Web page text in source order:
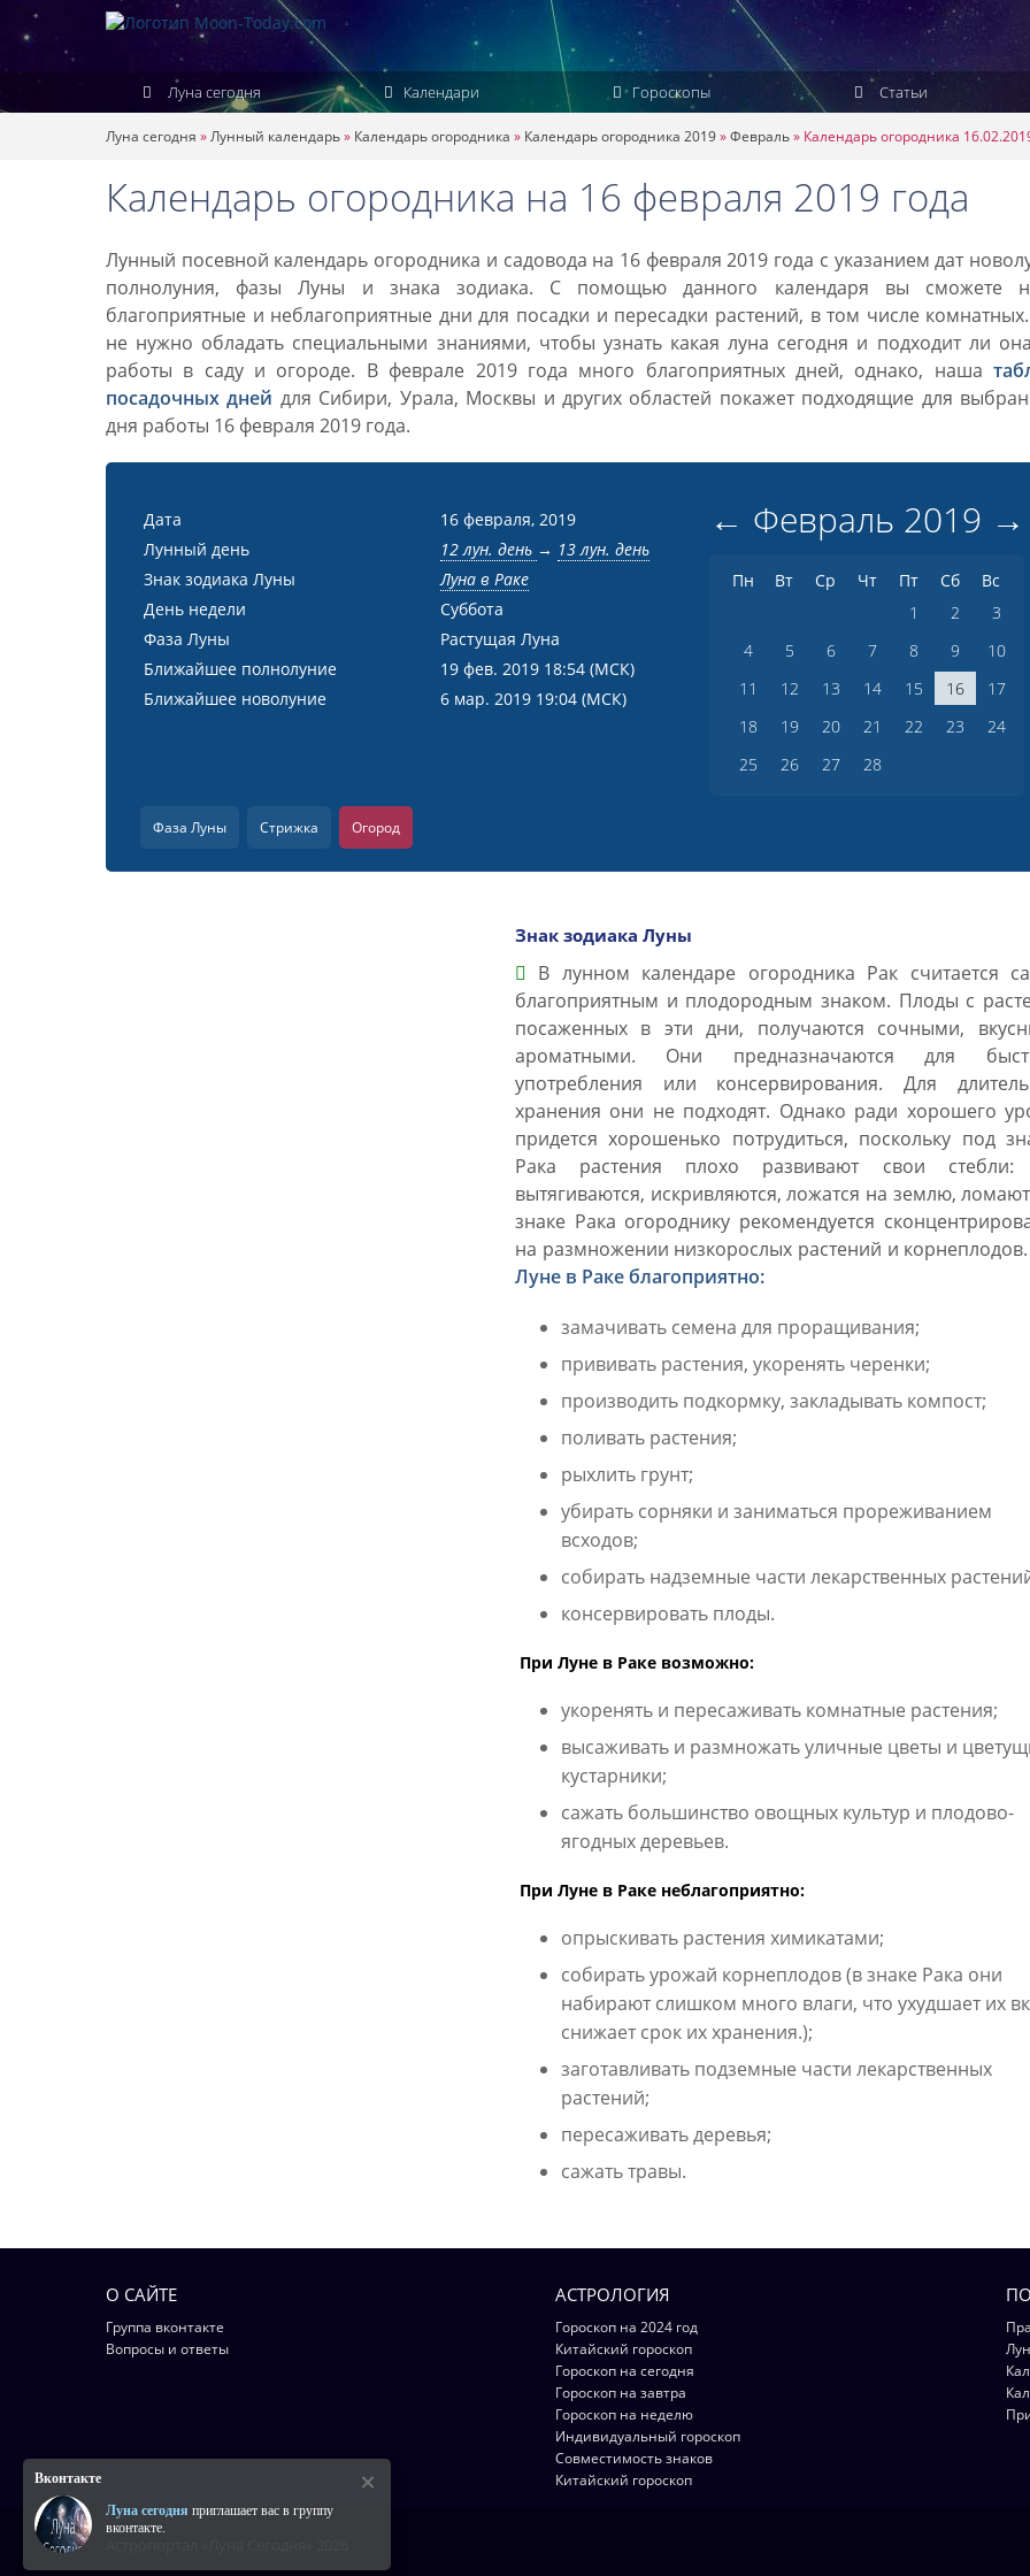
Луна сегодня Календари Гороскопы Статьи
Луна сегодня »Лунный календарь» Календарь огородника » Календарь огородника 2019»Февраль» Календарь огородника
Календарь огородника на 16 февраля 2019 года
Лунный посевной календарь огородника и садовода на 16 февраля 2019 года с указанием дат
полнолуния, фазы Луны и знака зодиака. С помощью данного календаря вы сможете
благоприятные и неблагоприятные дни для посадки и пересадки растений, в том числе
не нужно обладать специальными знаниями, чтобы узнать какая луна сегодня и подходит ли
работы в саду и огороде. В феврале 2019 года много благоприятных дней, однако, наша
посадочных дней для Сибири, Урала, Москвы и других областей покажет подходящие для
дня работы 16 февраля 2019 года.
Дата
16 февраля, 2019
Лунный день
12 лун. день → 13 лун. день
Знак зодиака Луны
Луна в Раке
День недели
Суббота
Фаза Луны
Растущая Луна
Ближайшее полнолуние
19 фев. 2019 18:54 (МСК)
Ближайшее новолуние
6 мар. 2019 19:04 (МСК)
← Февраль 2019 →
Пн Вт Ср Чт Пт Сб
Вс
1
2
3
4
5 6 7 8 9
10
11
12 13 14 15 16
17
18
19 20 21 22 23
24
25
26 27 28
Фаза Луны Стрижка Огород
Знак зодиака Луны
В лунном календаре огородника Рак считается
благоприятным и плодородным знаком. Плоды с
посаженных в эти дни, получаются сочными,
ароматными. Они предназначаются для
употребления или консервирования. Для
хранения они не подходят. Однако ради хорошего
придется хорошенько потрудиться, поскольку под
Рака растения плохо развивают свои стебли:
вытягиваются, искривляются, ложатся на землю,
знаке Рака огороднику рекомендуется
на размножении низкорослых растений и корнеплодов.
Луне в Раке благоприятно:
замачивать семена для проращивания;
прививать растения, укоренять черенки;
производить подкормку, закладывать компост;
поливать растения;
рыхлить грунт;
убирать сорняки и заниматься прореживанием
всходов;
собирать надземные части лекарственных
консервировать плоды.
При Луне в Раке возможно:
укоренять и пересаживать комнатные растения;
высаживать и размножать уличные цветы и
кустарники;
сажать большинство овощных культур и плодово-
ягодных деревьев.
При Луне в Раке неблагоприятно:
опрыскивать растения химикатами;
собирать урожай корнеплодов (в знаке Рака они
набирают слишком много влаги, что ухудшает их
снижает срок их хранения.);
заготавливать подземные части лекарственных
растений;
пересаживать деревья;
сажать травы.
О САЙТЕ
Группа вконтакте
Вопросы и ответы
АСТРОЛОГИЯ
Гороскоп на 2024 год
Китайский гороскоп
Гороскоп на сегодня
Гороскоп на завтра
Гороскоп на неделю
Индивидуальный гороскоп
Совместимость знаков
Китайский гороскоп
Вконтакте
Луна сегодня приглашает вас в группу
вконтакте.